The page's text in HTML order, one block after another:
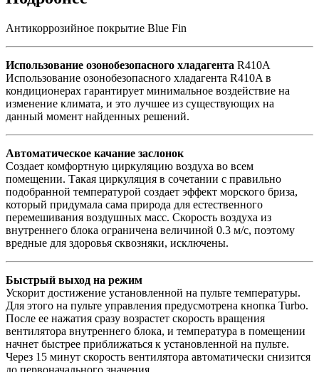
Антикоррозийное покрытие Blue Fin
Использование озонобезопасного хладагента R410A
Использование озонобезопасного хладагента R410A в
кондиционерах гарантирует минимальное воздействие на
изменение климата, и это лучшее из существующих на
данный момент найденных решений.
Автоматическое качание заслонок
Создает комфортную циркуляцию воздуха во всем
помещении. Такая циркуляция в сочетании с правильно
подобранной температурой создает эффект морского бриза,
который придумала сама природа для естественного
перемешивания воздушных масс. Скорость воздуха из
внутреннего блока ограничена величиной 0.3 м/с, поэтому
вредные для здоровья сквозняки, исключены.
Быстрый выход на режим
Ускорит достижение установленной на пульте температуры.
Для этого на пульте управления предусмотрена кнопка Turbo.
После ее нажатия сразу возрастет скорость вращения
вентилятора внутреннего блока, и температура в помещении
начнет быстрее приближаться к установленной на пульте.
Через 15 минут скорость вентилятора автоматически снизится
до первоначального значения.